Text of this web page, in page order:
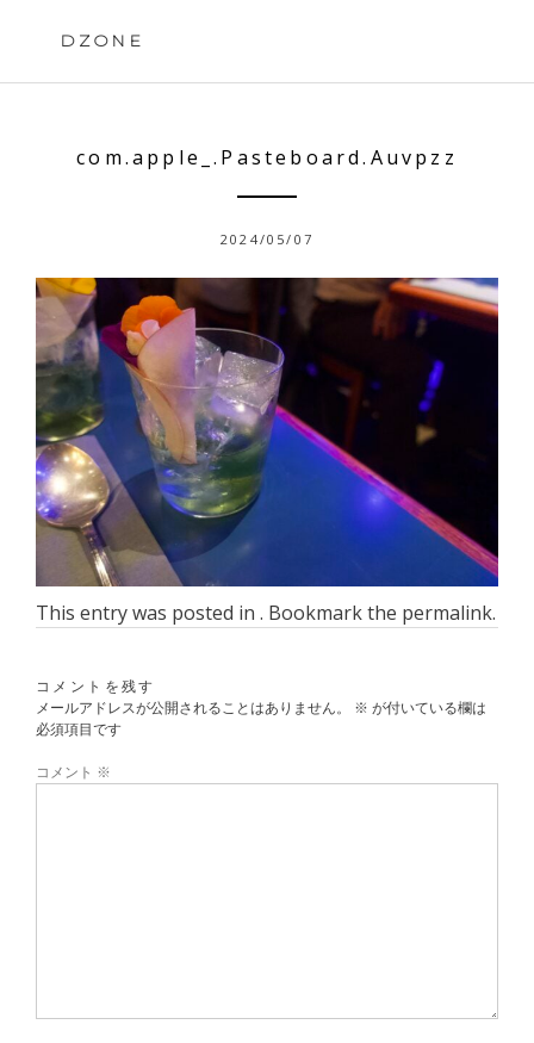
DZONE
com.apple_.Pasteboard.Auvpzz
2024/05/07
This entry was posted in . Bookmark the permalink.
コメントを残す
メールアドレスが公開されることはありません。
※ が付いている欄は
必須項目です
コメント ※